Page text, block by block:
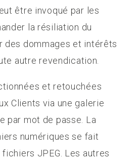
être invoqué par les
la résiliation du
des dommages et intérêts
autre revendication.
et retouchées
Clients via une galerie
par mot de passe. La
numériques se fait
JPEG. Les autres